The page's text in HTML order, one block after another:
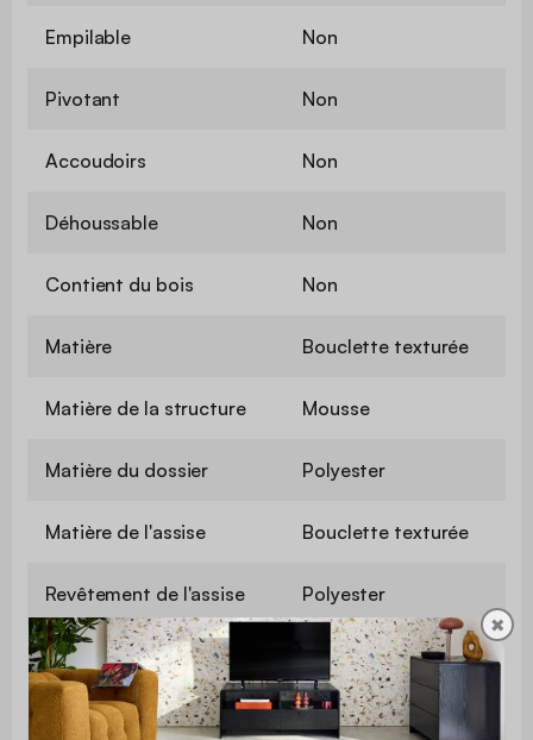
Empilable Non
Pivotant Non
Accoudoirs Non
Déhoussable Non
Contient du bois Non
Matière Bouclette texturée
Matière de la structure Mousse
Matière du dossier Polyester
Matière de l'assise Bouclette texturée
Revêtement de l'assise Polyester
Grammage du tissu 500 g/m²
✖